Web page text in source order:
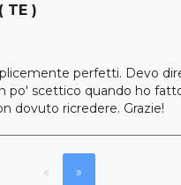
TE )
perfetti. Devo
po' scettico quando ho
dovuto ricredere. Grazie!
« »